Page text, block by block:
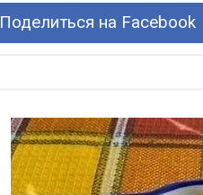
Поделиться на Facebook